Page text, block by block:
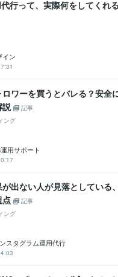
行って、実際何をしてくれ
イン
ワーを買うとバレる？安全
説
記事
ング
用サポート
出ない人が見落としている、
点
記事
ング
スタグラム運用代行